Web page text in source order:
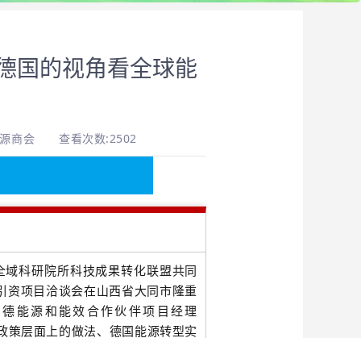
国的视角看全球能
商会 查看次数:2502
科研院所科技成果转化联盟共同
项目洽谈会在山西省大同市隆重
能源和能效合作伙伴项目经理
策层面上的做法、德国能源转型实